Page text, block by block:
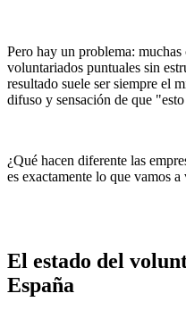
Pero hay un problema:
voluntariados puntuales sin
resultado suele ser siempre el
difuso y sensación de que
¿Qué hacen diferente las
es exactamente lo que vamos a
El estado del
España